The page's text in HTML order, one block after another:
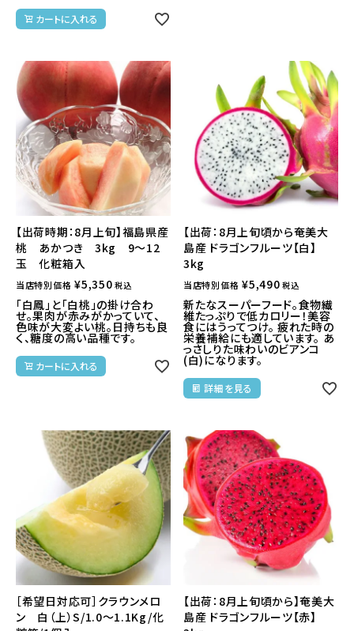
カートに入れる
【出荷時期：8月上旬】福島県産
桃 あかつき 3kg 9～12
玉 化粧箱入
当店特別価格 ¥5,350 税込
「白鳳」と「白桃」の掛け合わ
せ。果肉が赤みがかっていて、
色味が大変よい桃。日持ちも良
く、糖度の高い品種です。
カートに入れる
【出荷：8月上旬頃から奄美大
島産 ドラゴンフルーツ【白】
3kg
当店特別価格 ¥5,490 税込
新たなスーパーフード。食物繊
維たっぷりで低カロリー！美容
食にはうってつけ。 疲れた時の
栄養補給にも適しています。 あ
っさしりた味わいのビアンコ
(白)になります。
詳細を見る
［希望日対応可］クラウンメロ
ン 白（上）S/1.0～1.1Kg/化
【出荷：8月上旬頃から】奄美大
島産 ドラゴンフルーツ【赤】